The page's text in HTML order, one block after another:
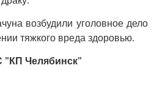
возбудили уголовное дело
тяжкого вреда здоровью.
Челябинск"